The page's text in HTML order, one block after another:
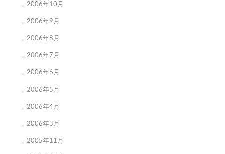
2006年10月
2006年9月
2006年8月
2006年7月
2006年6月
2006年5月
2006年4月
2006年3月
2005年11月